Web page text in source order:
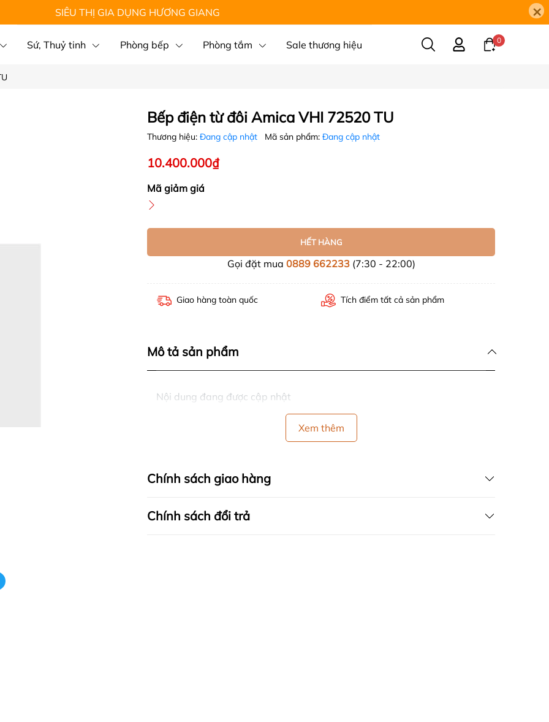
SIÊU THỊ GIA DỤNG HƯƠNG GIANG ×
Sứ, Thuỷ tinh Phòng bếp Phòng tắm Sale thương hiệu 0
Bếp điện từ đôi Amica VHI 72520 TU
Thương hiệu: Đang cập nhật Mã sản phẩm: Đang cập nhật
10.400.000₫
Mã giảm giá
HẾT HÀNG
Gọi đặt mua 0889 662233(7:30 - 22:00)
Giao hàng toàn quốc Tích điểm tất cả sản phẩm
Mô tả sản phẩm
Nội dung đang được cập nhật
Xem thêm
Chính sách giao hàng
Chính sách đổi trả